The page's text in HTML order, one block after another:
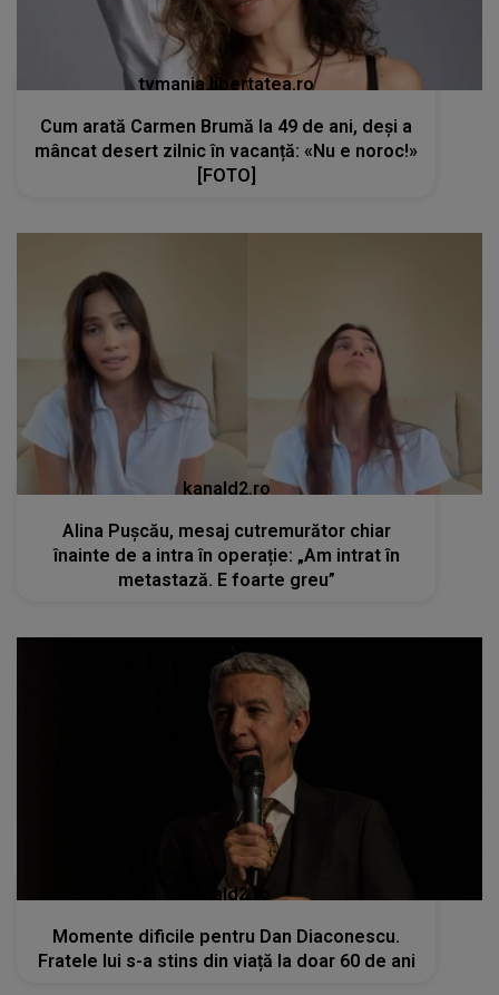
tvmania.libertatea.ro
Cum arată Carmen Brumă la 49 de ani, deși a
mâncat desert zilnic în vacanță: «Nu e noroc!»
[FOTO]
kanald2.ro
Alina Pușcău, mesaj cutremurător chiar
înainte de a intra în operație: „Am intrat în
metastază. E foarte greu”
kanald2.ro
Momente dificile pentru Dan Diaconescu.
Fratele lui s-a stins din viață la doar 60 de ani